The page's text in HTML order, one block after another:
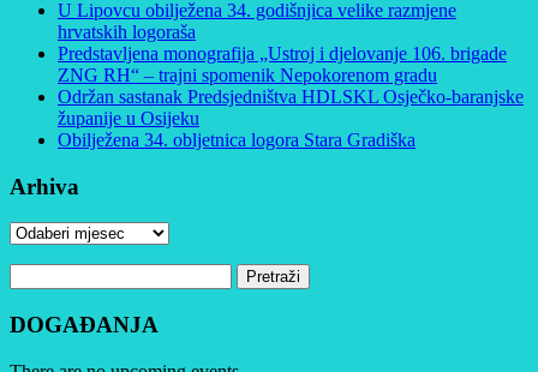
U Lipovcu obilježena 34. godišnjica velike razmjene
hrvatskih logoraša
Predstavljena monografija „Ustroj i djelovanje 106. brigade
ZNG RH“ – trajni spomenik Nepokorenom gradu
Održan sastanak Predsjedništva HDLSKL Osječko-baranjske
županije u Osijeku
Obilježena 34. obljetnica logora Stara Gradiška
Arhiva
Arhiva
DOGAĐANJA